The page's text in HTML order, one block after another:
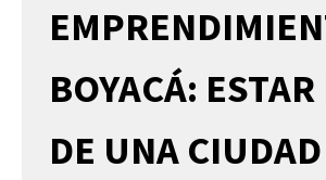
BOYACÁ:
DE UNA